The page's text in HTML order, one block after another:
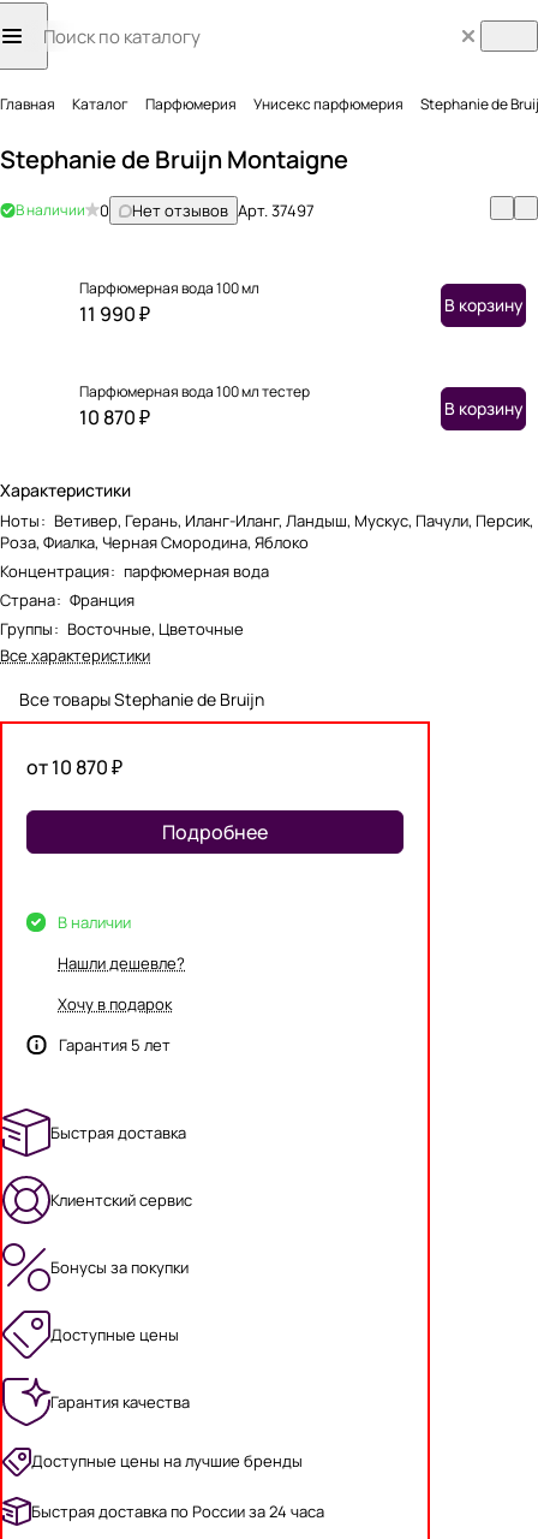
Главная Каталог Парфюмерия Унисекс парфюмерия Stephanie de
Stephanie de Bruijn Montaigne
В наличии 0 Нет отзывов Арт.37497
Парфюмерная вода 100 мл
11 990 ₽ В корзину
Парфюмерная вода 100 мл тестер
10 870 ₽ В корзину
Характеристики
Ноты: Ветивер, Герань, Иланг-Иланг, Ландыш, Мускус, Пачули, Персик,
Роза, Фиалка, Черная Смородина, Яблоко
Концентрация: парфюмерная вода
Страна: Франция
Группы: Восточные, Цветочные
Все характеристики
Все товары Stephanie de Bruijn
от 10 870 ₽
Подробнее
В наличии
Нашли дешевле?
Хочу в подарок
Гарантия 5 лет
Быстрая доставка
Клиентский сервис
Бонусы за покупки
Доступные цены
Гарантия качества
Доступные цены на лучшие бренды
Быстрая доставка по России за 24 часа